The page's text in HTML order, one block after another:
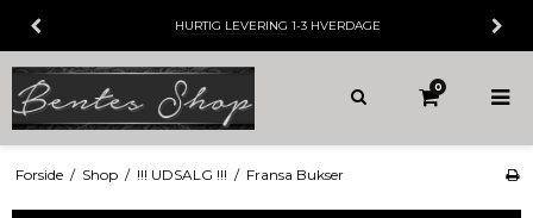
HURTIG LEVERING 1-3 HVERDAGE
0
Forside / Shop / !!! UDSALG !!! / Fransa Bukser